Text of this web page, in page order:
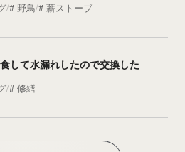
野鳥 薪ストーブ
して水漏れしたので交換した
修繕